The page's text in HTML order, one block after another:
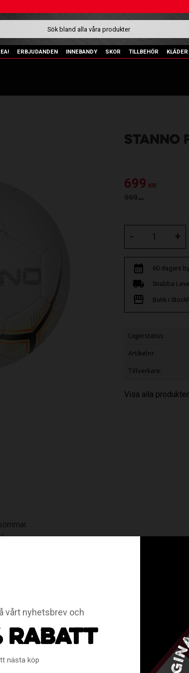
ERBJUDANDEN INNEBANDY SKOR TILLBEHÖR KLÄDER
STANNO
Nedsatt
699 KR
Ordinarie pris:
999KR
+
-
60 dagars
Snabba
Butik i
Lagerstatus
Artikelnr
Tillverkare
Visa alla
mycket stabila flygegenskaper.
RELATERADE PRODUKTER
vårt nyhetsbrev och
RABATT
nästa köp